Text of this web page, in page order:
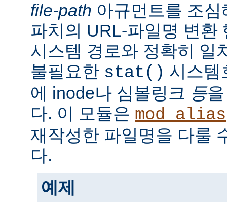
file-path 아규먼트를 조
파치의 URL-파일명 변환
시스템 경로와 정확히 일
불필요한 stat() 시스템
에 inode나 심볼링크 등
다. 이 모듈은 mod_alias
재작성한 파일명을 다룰
다.
예제